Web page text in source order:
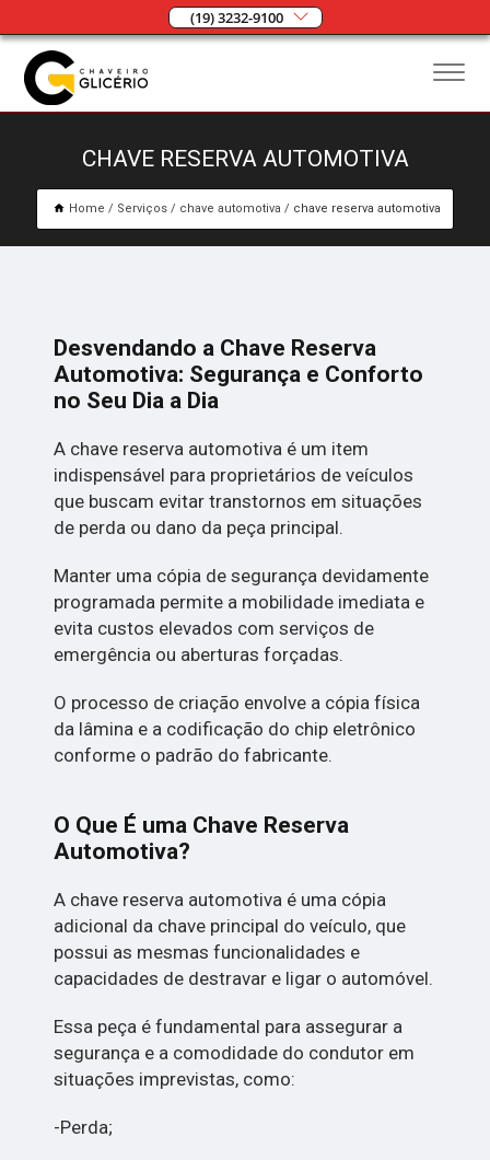
(19) 3232-9100
CHAVE RESERVA AUTOMOTIVA
Home Serviços chave automotiva chave reserva automotiva
Desvendando a Chave Reserva
Automotiva: Segurança e Conforto
no Seu Dia a Dia
A chave reserva automotiva é um item
indispensável para proprietários de veículos
que buscam evitar transtornos em situações
de perda ou dano da peça principal.
Manter uma cópia de segurança devidamente
programada permite a mobilidade imediata e
evita custos elevados com serviços de
emergência ou aberturas forçadas.
O processo de criação envolve a cópia física
da lâmina e a codificação do chip eletrônico
conforme o padrão do fabricante.
O Que É uma Chave Reserva
Automotiva?
A chave reserva automotiva é uma cópia
adicional da chave principal do veículo, que
possui as mesmas funcionalidades e
capacidades de destravar e ligar o automóvel.
Essa peça é fundamental para assegurar a
segurança e a comodidade do condutor em
situações imprevistas, como:
-Perda;